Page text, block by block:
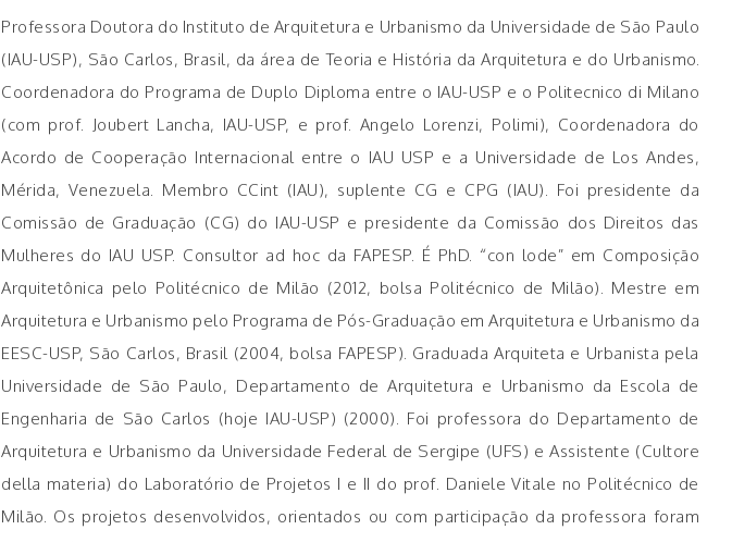
Professora Doutora do Instituto de Arquitetura e Urbanismo da Universidade de São Paulo
(IAU-USP), São Carlos, Brasil, da área de Teoria e História da Arquitetura e do Urbanismo.
Coordenadora do Programa de Duplo Diploma entre o IAU-USP e o Politecnico di Milano
(com prof. Joubert Lancha, IAU-USP, e prof. Angelo Lorenzi, Polimi), Coordenadora do
Acordo de Cooperação Internacional entre o IAU USP e a Universidade de Los Andes,
Mérida, Venezuela. Membro CCint (IAU), suplente CG e CPG (IAU). Foi presidente da
Comissão de Graduação (CG) do IAU-USP e presidente da Comissão dos Direitos das
Mulheres do IAU USP. Consultor ad hoc da FAPESP. É PhD. “con lode” em Composição
Arquitetônica pelo Politécnico de Milão (2012, bolsa Politécnico de Milão). Mestre em
Arquitetura e Urbanismo pelo Programa de Pós-Graduação em Arquitetura e Urbanismo da
EESC-USP, São Carlos, Brasil (2004, bolsa FAPESP). Graduada Arquiteta e Urbanista pela
Universidade de São Paulo, Departamento de Arquitetura e Urbanismo da Escola de
Engenharia de São Carlos (hoje IAU-USP) (2000). Foi professora do Departamento de
Arquitetura e Urbanismo da Universidade Federal de Sergipe (UFS) e Assistente (Cultore
della materia) do Laboratório de Projetos I e II do prof. Daniele Vitale no Politécnico de
Milão. Os projetos desenvolvidos, orientados ou com participação da professora foram